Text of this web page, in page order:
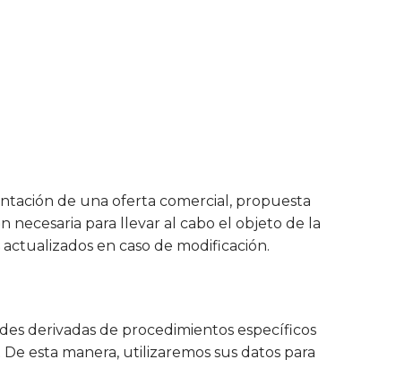
de una oferta comercial, propuesta
necesaria para llevar al cabo el objeto de la
en caso de modificación.
derivadas de procedimientos específicos
esta manera, utilizaremos sus datos para